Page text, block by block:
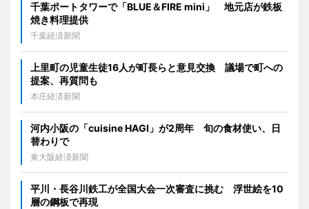
千葉ポートタワーで「BLUE＆FIRE mini」 地元店が鉄板
焼き料理提供
千葉経済新聞
上里町の児童生徒16人が町長らと意見交換 議場で町への
提案、再質問も
本庄経済新聞
河内小阪の「cuisine HAGI」が2周年 旬の食材使い、日
替わりで
東大阪経済新聞
平川・長谷川鉄工が全国大会一次審査に挑む 浮世絵を10
層の鋼板で再現